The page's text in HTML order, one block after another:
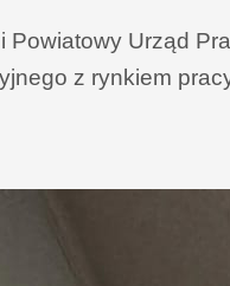
Powiatowy Urząd
z rynkiem